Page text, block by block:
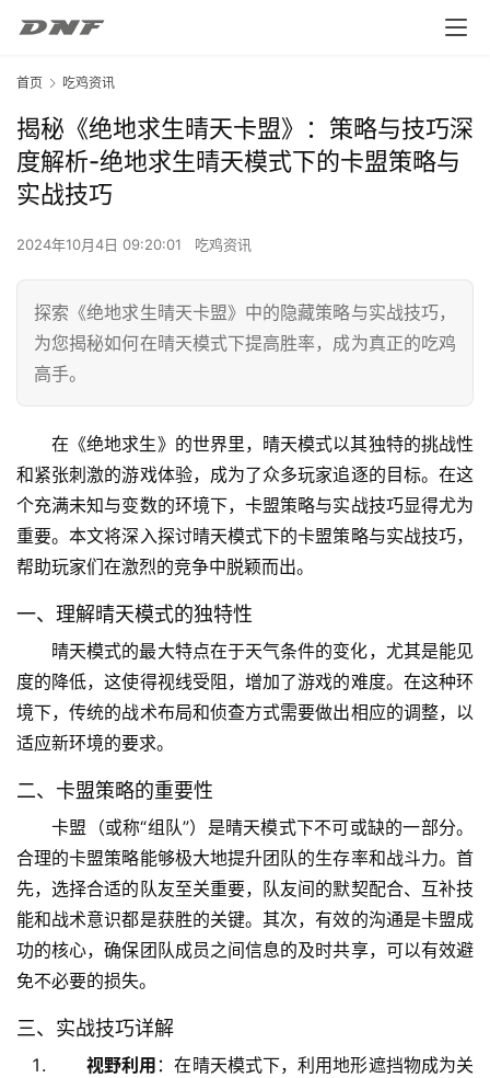
首页 吃鸡资讯
揭秘《绝地求生晴天卡盟》：策略与技巧深
度解析-绝地求生晴天模式下的卡盟策略与
实战技巧
2024年10月4日 09:20:01 吃鸡资讯
探索《绝地求生晴天卡盟》中的隐藏策略与实战技巧，
为您揭秘如何在晴天模式下提高胜率，成为真正的吃鸡
高手。
在《绝地求生》的世界里，晴天模式以其独特的挑战性
和紧张刺激的游戏体验，成为了众多玩家追逐的目标。在这
个充满未知与变数的环境下，卡盟策略与实战技巧显得尤为
重要。本文将深入探讨晴天模式下的卡盟策略与实战技巧，
帮助玩家们在激烈的竞争中脱颖而出。
一、理解晴天模式的独特性
晴天模式的最大特点在于天气条件的变化，尤其是能见
度的降低，这使得视线受阻，增加了游戏的难度。在这种环
境下，传统的战术布局和侦查方式需要做出相应的调整，以
适应新环境的要求。
二、卡盟策略的重要性
卡盟（或称“组队”）是晴天模式下不可或缺的一部分。
合理的卡盟策略能够极大地提升团队的生存率和战斗力。首
先，选择合适的队友至关重要，队友间的默契配合、互补技
能和战术意识都是获胜的关键。其次，有效的沟通是卡盟成
功的核心，确保团队成员之间信息的及时共享，可以有效避
免不必要的损失。
三、实战技巧详解
视野利用 ：在晴天模式下，利用地形遮挡物成为关